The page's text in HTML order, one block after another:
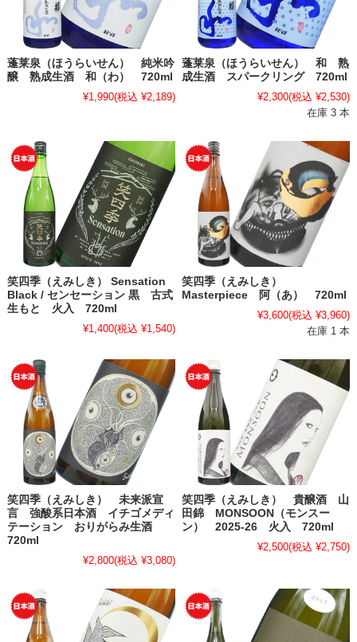
蓬莱泉（ほうらいせん） 純米吟
醸 熟成生酒 和（わ） 720ml
¥1,990(税込 ¥2,189)
蓬莱泉（ほうらいせん） 和 熟
成生酒 スパークリング 720ml
¥2,300(税込 ¥2,530)
在庫 3 本
笑四季（えみしき） Sensation
Black / センセーション 黒 古式
生もと 火入 720ml
¥1,400(税込 ¥1,540)
笑四季（えみしき）
Masterpiece 阿（あ） 720ml
¥3,600(税込 ¥3,960)
在庫 1 本
笑四季（えみしき） 未来派宣
言 強酸系日本酒 イチゴメディ
テーション おりがらみ生酒
720ml
¥2,800(税込 ¥3,080)
笑四季（えみしき） 貴醸酒 山
田錦 MONSOON（モンスー
ン） 2025-26 火入 720ml
¥2,500(税込 ¥2,750)